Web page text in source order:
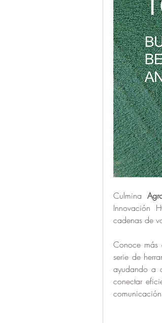
Culmina
Innovación
cadenas de
Conoce más
serie de
ayudando a
conectar